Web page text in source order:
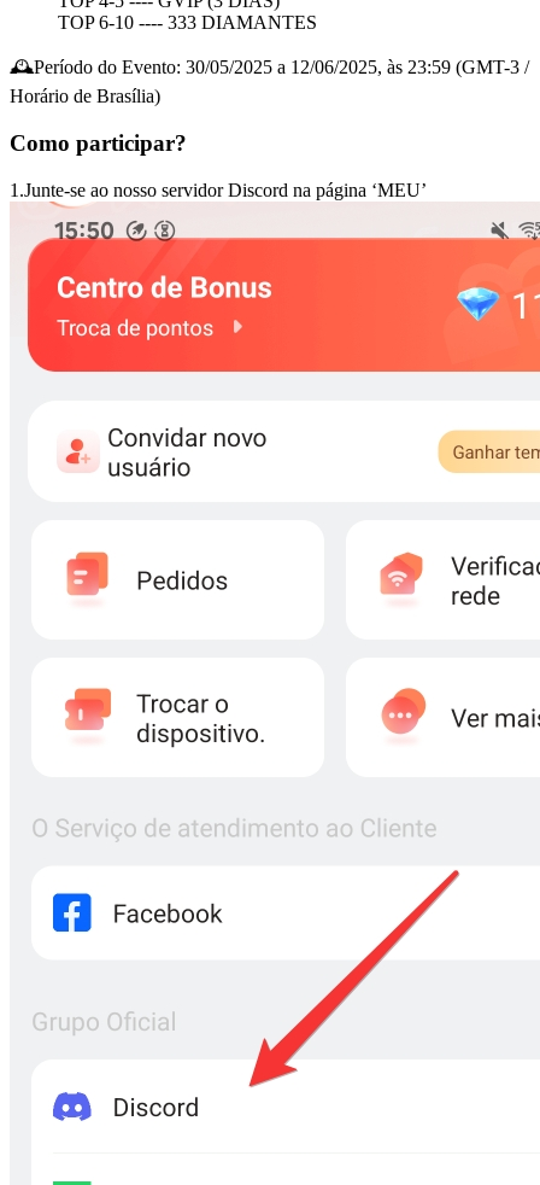
TOP 6-10 ---- 333 DIAMANTES
🕰Período do Evento: 30/05/2025 a 12/06/2025, às 23:59 (GMT-3 /
Horário de Brasília)
Como participar?
1.Junte-se ao nosso servidor Discord na página ‘MEU’